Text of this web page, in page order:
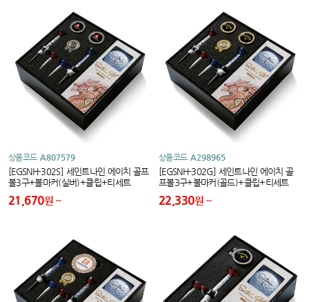
상품코드 A807579
[EGSNH-302S] 세인트나인 에이치 골프
볼3구+볼마커(실버)+클립+티세트
21,670원
상품코드 A298965
[EGSNH-302G] 세인트나인 에이치 골
프볼3구+볼마커(골드)+클립+티세트
22,330원